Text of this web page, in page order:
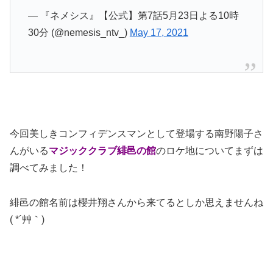
— 『ネメシス』【公式】第7話5月23日よる10時
30分 (@nemesis_ntv_) May 17, 2021
今回美しきコンフィデンスマンとして登場する南野陽子さ
んがいるマジッククラブ緋邑の館のロケ地についてまずは
調べてみました！
緋邑の館名前は櫻井翔さんから来てるとしか思えませんね
( *´艸｀)